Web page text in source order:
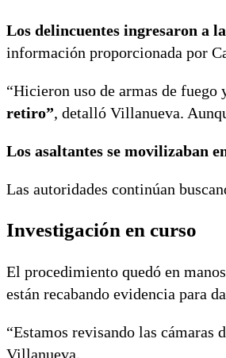
Los delincuentes ingresaron a
información proporcionada por
“Hicieron uso de armas de fuego
retiro”, detalló Villanueva.
Los asaltantes se movilizaban
Las autoridades continúan
Investigación en curso
El procedimiento quedó en
están recabando evidencia para
“Estamos revisando las cámaras
Villanueva.